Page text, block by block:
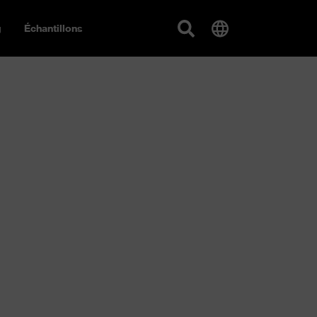
Échantillons